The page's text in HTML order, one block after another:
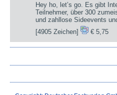
Hey ho, let’s go. Es gibt
Teilnehmer, über 300
und zahllose Sideevents
[4905 Zeichen]
€ 5,75